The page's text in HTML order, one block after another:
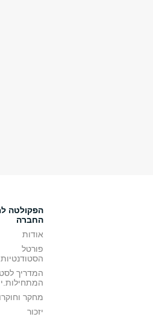
הפקולטה
החברה
אודות
פורטל
המדריך
מחקר
יזכור